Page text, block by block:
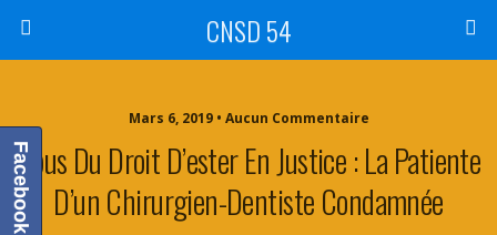
CNSD 54
Mars 6, 2019 • Aucun Commentaire
Abus Du Droit D’ester En Justice : La Patiente
D’un Chirurgien-Dentiste Condamnée
Facebook